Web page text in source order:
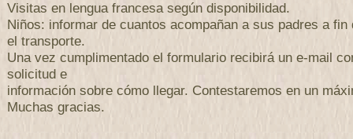
Visitas en lengua francesa según disponibilidad.
Niños: informar de cuantos acompañan a sus padres a
el transporte.
Una vez cumplimentado el formulario recibirá un e-mail
solicitud e
información sobre cómo llegar. Contestaremos en un
Muchas gracias.